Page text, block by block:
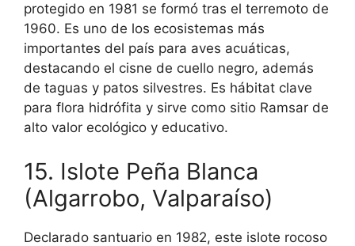
protegido en 1981 se formó tras el terremoto de
1960. Es uno de los ecosistemas más
importantes del país para aves acuáticas,
destacando el cisne de cuello negro, además
de taguas y patos silvestres. Es hábitat clave
para flora hidrófita y sirve como sitio Ramsar de
alto valor ecológico y educativo.
15. Islote Peña Blanca
(Algarrobo, Valparaíso)
Declarado santuario en 1982, este islote rocoso